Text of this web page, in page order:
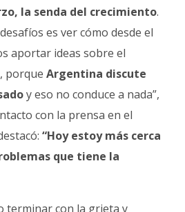
la senda del crecimiento.
es ver cómo desde el
aportar ideas sobre el
porque Argentina discute
y eso no conduce a nada”,
con la prensa en el
“Hoy estoy más cerca
que tiene la
terminar con la grieta y